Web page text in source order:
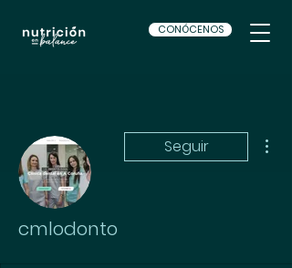
CONÓCENOS
Seguir
cmlodonto